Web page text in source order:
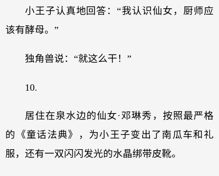
小王子认真地回答：“我认识仙女，厨师应
该有酵母。”
独角兽说：“就这么干！”
10.
居住在泉水边的仙女·邓琳秀，按照最严格
的《童话法典》，为小王子变出了南瓜车和礼
服，还有一双闪闪发光的水晶绑带皮靴。